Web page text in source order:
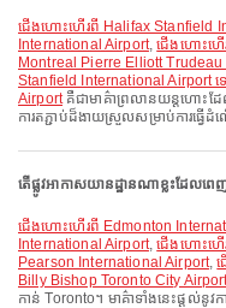
ជើងហោះហើរពី Halifax Stanfield International Airport ទៅ St John's
International Airport,ជើងហោះហ
Montreal Pierre Elliott
Stanfield International Airport
Airportគឺជាមាគ៌ាព្រលានយន្តហោះដ
ការតភ្ជាប់ដ៏ងាយស្រួលសម្រាប់ការធ្វើដំ
តើផ្លូវអាកាសយានដ្ឋានណាខ្លះដែ
ជើងហោះហើរពី Edmonton International Airport ទៅ Toronto Pearson
International Airport,ជើងហោះហ
Pearson International Airport,
Billy Bishop Toronto City
កាន់ Toronto។ មាគ៌ាទាំងនេះផ្តល់នូវ